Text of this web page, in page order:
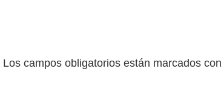
Los campos obligatorios están marcados